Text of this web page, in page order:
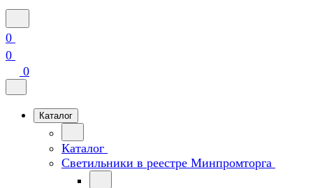
0
0
0
Каталог
Каталог
Светильники в реестре Минпромторга